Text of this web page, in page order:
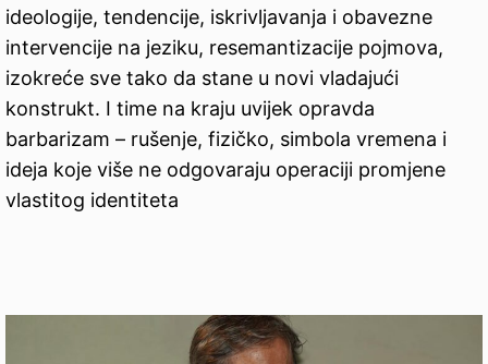
ideologije, tendencije, iskrivljavanja i obavezne
intervencije na jeziku, resemantizacije pojmova,
izokreće sve tako da stane u novi vladajući
konstrukt. I time na kraju uvijek opravda
barbarizam – rušenje, fizičko, simbola vremena i
ideja koje više ne odgovaraju operaciji promjene
vlastitog identiteta